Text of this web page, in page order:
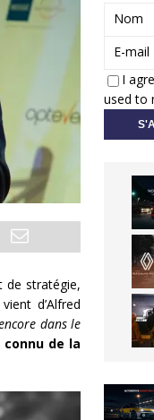
de stratégie,
d’Alfred
dans le
de la
Nom
E-mail
I
used to